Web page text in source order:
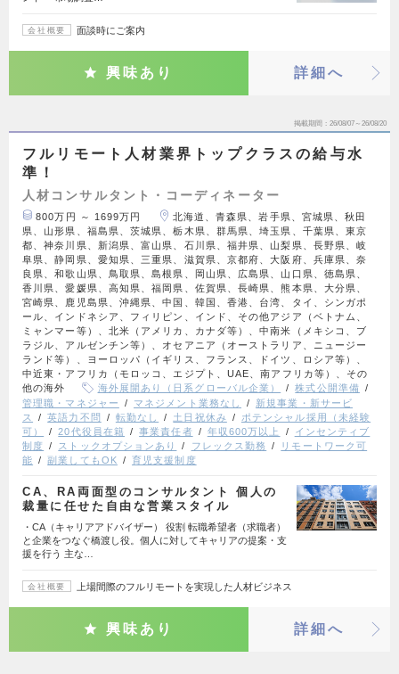
会社概要 面談時にご案内
興味あり 詳細へ
掲載期間 26/08/07～26/08/20
フルリモート人材業界トップクラスの給与水
準！
人材コンサルタント・コーディネーター
800万円 ～ 1699万円
北海道、青森県、岩手県、宮城県、秋田
県、山形県、福島県、茨城県、栃木県、群馬県、埼玉県、千葉県、東京
都、神奈川県、新潟県、富山県、石川県、福井県、山梨県、長野県、岐
阜県、静岡県、愛知県、三重県、滋賀県、京都府、大阪府、兵庫県、奈
良県、和歌山県、鳥取県、島根県、岡山県、広島県、山口県、徳島県、
香川県、愛媛県、高知県、福岡県、佐賀県、長崎県、熊本県、大分県、
宮崎県、鹿児島県、沖縄県、中国、韓国、香港、台湾、タイ、シンガポ
ール、インドネシア、フィリピン、インド、その他アジア（ベトナム、
ミャンマー等）、北米（アメリカ、カナダ等）、中南米（メキシコ、ブ
ラジル、アルゼンチン等）、オセアニア（オーストラリア、ニュージー
ランド等）、ヨーロッパ（イギリス、フランス、ドイツ、ロシア等）、
中近東・アフリカ（モロッコ、エジプト、UAE、南アフリカ等）、その
他の海外
海外展開あり（日系グローバル企業）
株式公開準備
管理職・マネジャー
マネジメント業務なし
新規事業・新サービ
ス
英語力不問 転勤なし 土日祝休み
ポテンシャル採用（未経験
可）
20代役員在籍 事業責任者 年収600万以上
インセンティブ
制度
ストックオプションあり フレックス勤務
リモートワーク可
能
副業してもOK 育児支援制度
CA、RA両面型のコンサルタント 個人の
裁量に任せた自由な営業スタイル
・CA（キャリアアドバイザー） 役割 転職希望者（求職者）
と企業をつなぐ橋渡し役。個人に対してキャリアの提案・支
援を行う 主な…
会社概要 上場間際のフルリモートを実現した人材ビジネス
興味あり 詳細へ